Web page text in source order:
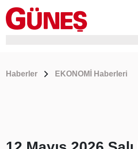
Haberler EKONOMİ Haberleri